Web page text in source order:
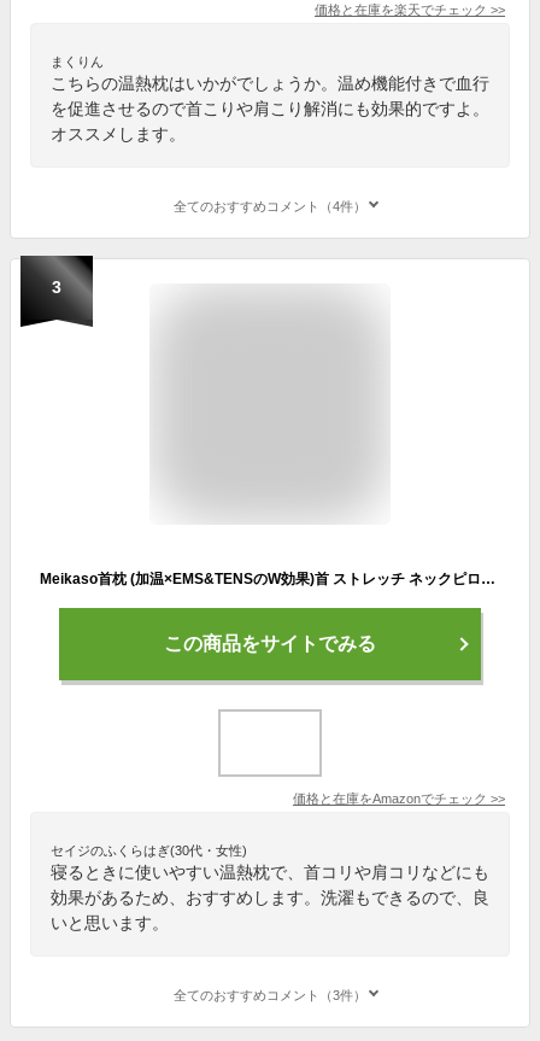
価格と在庫を楽天でチェック >>
まくりん
こちらの温熱枕はいかがでしょうか。温め機能付きで血行
を促進させるので首こりや肩こり解消にも効果的ですよ。
オススメします。
全てのおすすめコメント（4件）
3
Meikaso首枕 (加温×EMS&TENSのW効果)首 ストレッチ ネックピロー 温めて首を伸ばす 枕 ネック ホットケア ピロー 低反発 通気性設計 洗濯可 アップグレード ハイエンド 誕生日プレゼント 男性 女性 ギフト 母の日 父の日 敬老の日 グレー (加温×EMS首枕)
この商品をサイトでみる
価格と在庫をAmazonでチェック >>
セイジのふくらはぎ(30代・女性)
寝るときに使いやすい温熱枕で、首コリや肩コリなどにも
効果があるため、おすすめします。洗濯もできるので、良
いと思います。
全てのおすすめコメント（3件）